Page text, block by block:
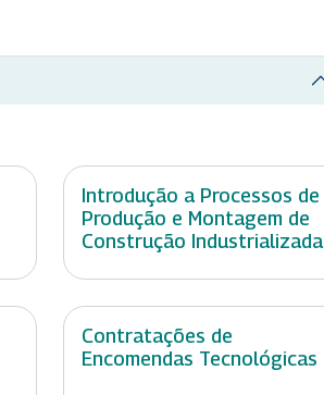
Introdução a Processos de
Produção e Montagem de
Construção Industrializada
Contratações de
Encomendas Tecnológicas